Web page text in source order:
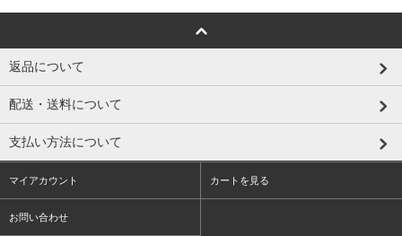
返品について
配送・送料について
支払い方法について
マイアカウント カートを見る
お問い合わせ